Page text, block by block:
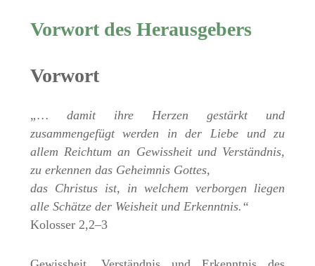
Vorwort des Herausgebers
Vorwort
„… damit ihre Herzen gestärkt und
zusammengefügt werden in der Liebe und zu
allem Reichtum an Gewissheit und Verständnis,
zu erkennen das Geheimnis Gottes,
das Christus ist, in welchem verborgen liegen
alle Schätze der Weisheit und Erkenntnis.“
Kolosser 2,2–3